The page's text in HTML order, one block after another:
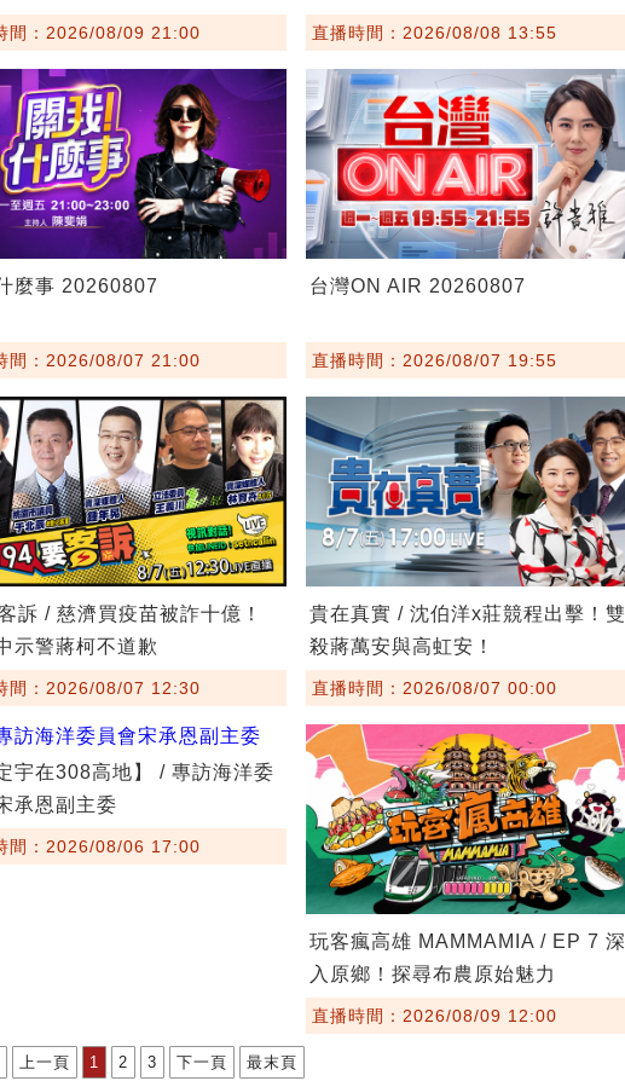
間：2026/08/09 21:00 直播時間：2026/08/08 13:55
麼事 20260807
間：2026/08/07 21:00
台灣ON AIR 20260807
直播時間：2026/08/07 19:55
訴 / 慈濟買疫苗被詐十億！
示警蔣柯不道歉
間：2026/08/07 12:30
貴在真實 / 沈伯洋x莊競程出擊！雙
殺蔣萬安與高虹安！
直播時間：2026/08/07 00:00
宇在308高地】 / 專訪海洋委
承恩副主委
間：2026/08/06 17:00
玩客瘋高雄 MAMMAMIA / EP 7 深
入原鄉！探尋布農原始魅力
直播時間：2026/08/09 12:00
上一頁 1 2 3 下一頁 最末頁